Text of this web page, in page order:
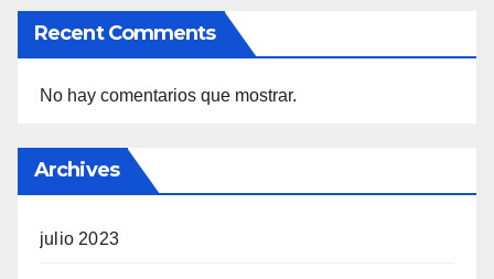
Recent Comments
No hay comentarios que mostrar.
Archives
julio 2023